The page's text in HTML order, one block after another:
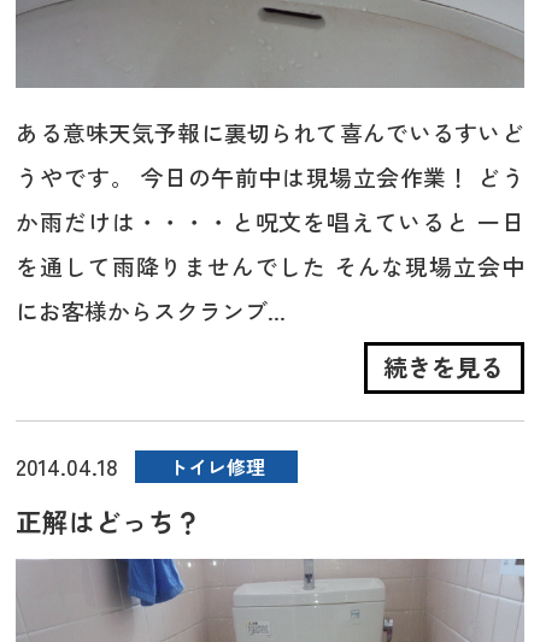
ある意味天気予報に裏切られて喜んでいるすいど
うやです。 今日の午前中は現場立会作業！ どう
か雨だけは・・・・と呪文を唱えていると 一日
を通して雨降りませんでした そんな現場立会中
にお客様からスクランブ...
続きを見る
2014.04.18 トイレ修理
正解はどっち？